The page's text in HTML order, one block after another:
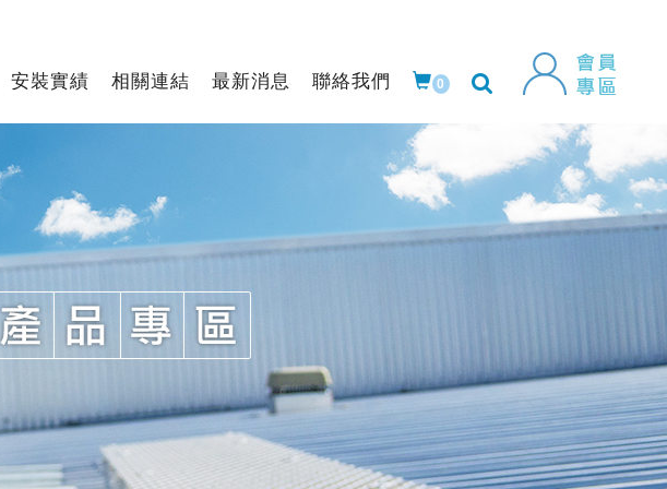
安裝實績 相關連結 最新消息 聯絡我們 0